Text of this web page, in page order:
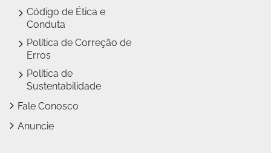
Código de Ética e
Conduta
Política de Correção de
Erros
Política de
Sustentabilidade
Fale Conosco
Anuncie